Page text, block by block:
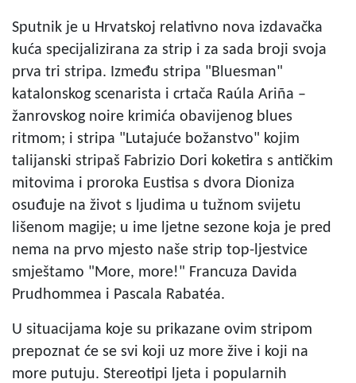
Sputnik je u Hrvatskoj relativno nova izdavačka
kuća specijalizirana za strip i za sada broji svoja
prva tri stripa. Između stripa "Bluesman"
katalonskog scenarista i crtača Raúla Ariña –
žanrovskog noire krimića obavijenog blues
ritmom; i stripa "Lutajuće božanstvo" kojim
talijanski stripaš Fabrizio Dori koketira s antičkim
mitovima i proroka Eustisa s dvora Dioniza
osuđuje na život s ljudima u tužnom svijetu
lišenom magije; u ime ljetne sezone koja je pred
nema na prvo mjesto naše strip top-ljestvice
smještamo "More, more!" Francuza Davida
Prudhommea i Pascala Rabatéa.
U situacijama koje su prikazane ovim stripom
prepoznat će se svi koji uz more žive i koji na
more putuju. Stereotipi ljeta i popularnih